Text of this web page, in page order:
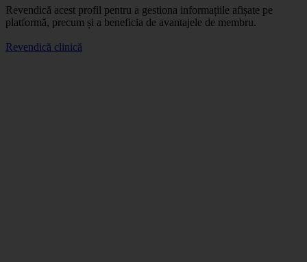
Revendică acest profil pentru a gestiona informațiile afișate pe
platformă, precum și a beneficia de avantajele de membru.
Revendică clinică